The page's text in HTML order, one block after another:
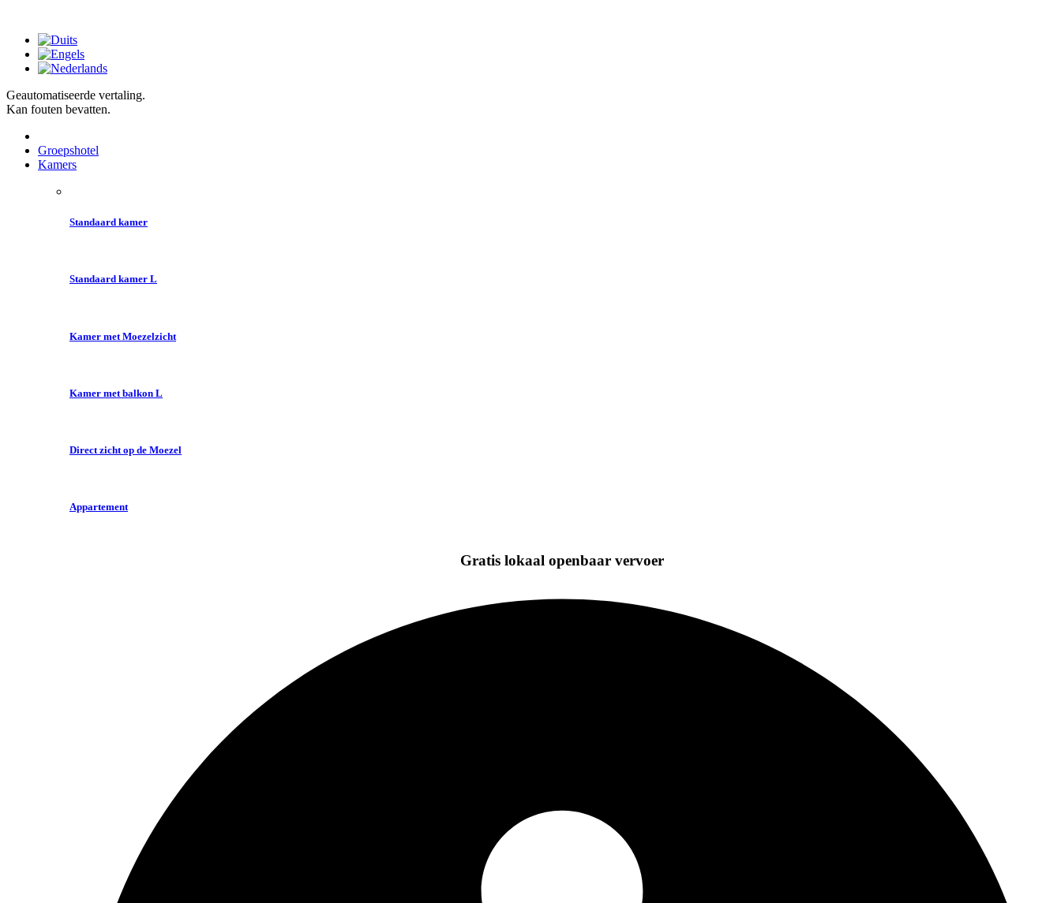
Geautomatiseerde vertaling.
Kan fouten bevatten.
Groepshotel
Kamers
Standaard kamer
Standaard kamer L
Kamer met Moezelzicht
Kamer met balkon L
Direct zicht op de Moezel
Appartement
Gratis lokaal openbaar vervoer